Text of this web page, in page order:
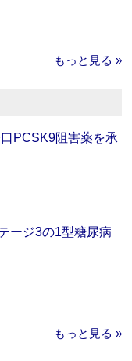
もっと見る »
PCSK9阻害薬を承
ージ3の1型糖尿病
もっと見る »